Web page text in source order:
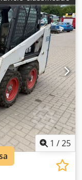
visual:
= - Função de
= Geral
Tipo CE: CE
de
de cilindro,
1 /25